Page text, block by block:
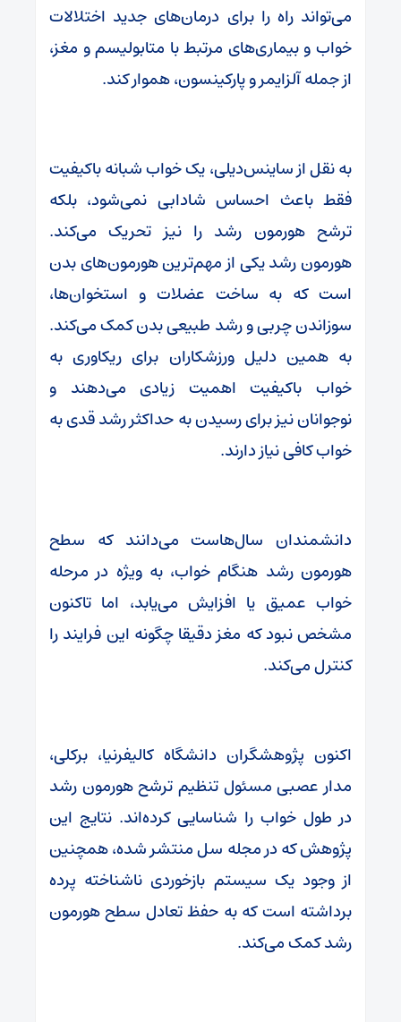
می‌تواند راه را برای درمان‌های جدید اختلالات
خواب و بیماری‌های مرتبط با متابولیسم و مغز،
از جمله آلزایمر و پارکینسون، هموار کند.
به نقل از ساینس‌دیلی، یک خواب شبانه باکیفیت
فقط باعث احساس شادابی نمی‌شود، بلکه
ترشح هورمون رشد را نیز تحریک می‌کند.
هورمون رشد یکی از مهم‌ترین هورمون‌های بدن
است که به ساخت عضلات و استخوان‌ها،
سوزاندن چربی و رشد طبیعی بدن کمک می‌کند.
به همین دلیل ورزشکاران برای ریکاوری به
خواب باکیفیت اهمیت زیادی می‌دهند و
نوجوانان نیز برای رسیدن به حداکثر رشد قدی به
خواب کافی نیاز دارند.
دانشمندان سال‌هاست می‌دانند که سطح
هورمون رشد هنگام خواب، به‌ ویژه در مرحله
خواب عمیق یا افزایش می‌یابد، اما تاکنون
مشخص نبود که مغز دقیقا چگونه این فرایند را
کنترل می‌کند.
اکنون پژوهشگران دانشگاه کالیفرنیا، برکلی،
مدار عصبی مسئول تنظیم ترشح هورمون رشد
در طول خواب را شناسایی کرده‌اند. نتایج این
پژوهش که در مجله سل منتشر شده، همچنین
از وجود یک سیستم بازخوردی ناشناخته پرده
برداشته است که به حفظ تعادل سطح هورمون
رشد کمک می‌کند.